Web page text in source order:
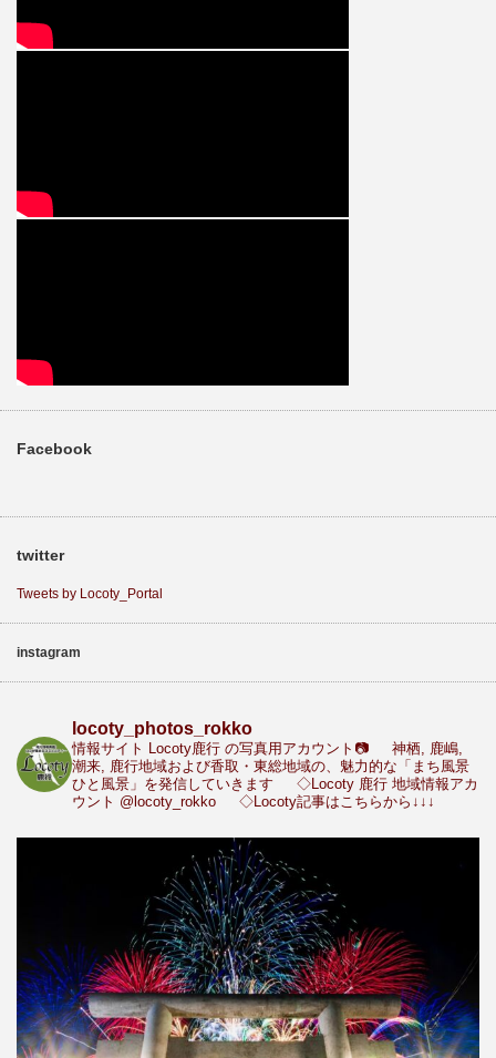
Facebook
twitter
Tweets by Locoty_Portal
instagram
locoty_photos_rokko
情報サイト Locoty鹿行 の写真用アカウント📷
神栖, 鹿嶋,
潮来, 鹿行地域および香取・東総地域の、魅力的な「まち風景
ひと風景」を発信していきます
◇Locoty 鹿行 地域情報アカ
ウント @locoty_rokko ◇Locoty記事はこちらから↓↓↓